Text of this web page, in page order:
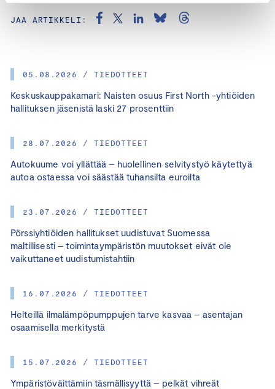
05.08.2026 / TIEDOTTEET
Keskuskauppakamari: Naisten osuus First North -yhtiöiden
hallituksen jäsenistä laski 27 prosenttiin
28.07.2026 / TIEDOTTEET
Autokuume voi yllättää – huolellinen selvitystyö käytettyä
autoa ostaessa voi säästää tuhansilta euroilta
23.07.2026 / TIEDOTTEET
Pörssiyhtiöiden hallitukset uudistuvat Suomessa
maltillisesti – toimintaympäristön muutokset eivät ole
vaikuttaneet uudistumistahtiin
16.07.2026 / TIEDOTTEET
Helteillä ilmalämpöpumppujen tarve kasvaa – asentajan
osaamisella merkitystä
15.07.2026 / TIEDOTTEET
Ympäristöväittämiin täsmällisyyttä – pelkät vihreät
JAA ARTIKKELI: